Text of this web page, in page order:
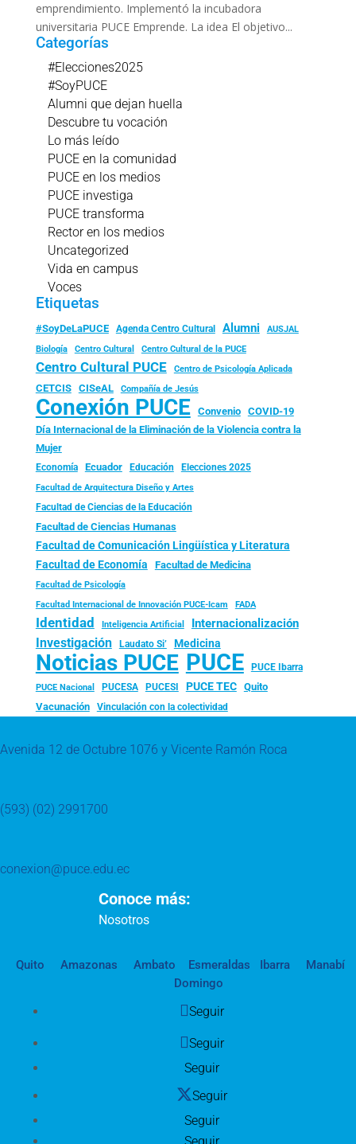
emprendimiento. Implementó la incubadora
universitaria PUCE Emprende. La idea El objetivo...
Categorías
#Elecciones2025
#SoyPUCE
Alumni que dejan huella
Descubre tu vocación
Lo más leído
PUCE en la comunidad
PUCE en los medios
PUCE investiga
PUCE transforma
Rector en los medios
Uncategorized
Vida en campus
Voces
Etiquetas
#SoyDeLaPUCE Agenda Centro Cultural Alumni
AUSJAL
Biología
Centro Cultural Centro Cultural de la PUCE
Centro Cultural PUCE Centro de Psicología Aplicada
CETCIS CISeAL Compañía de Jesús
Conexión PUCE Convenio
COVID-19
Día Internacional de la Eliminación de la Violencia contra la
Mujer
Economía Ecuador Educación Elecciones 2025
Facultad de Arquitectura Diseño y Artes
Facultad de Ciencias de la Educación
Facultad de Ciencias Humanas
Facultad de Comunicación Lingüística y Literatura
Facultad de Economía Facultad de Medicina
Facultad de Psicología
Facultad Internacional de Innovación PUCE-Icam FADA
Identidad Inteligencia Artificial Internacionalización
Investigación Laudato Si’ Medicina
Noticias PUCE PUCE PUCE Ibarra
PUCE Nacional PUCESA PUCESI PUCE TEC
Quito
Vacunación
Vinculación con la colectividad
Avenida 12 de Octubre 1076 y Vicente Ramón Roca
(593) (02) 2991700
conexion@puce.edu.ec
Conoce más:
Nosotros
Quito Amazonas Ambato Esmeraldas Ibarra
Manabí
Domingo
Seguir
Seguir
Seguir
Seguir
Seguir